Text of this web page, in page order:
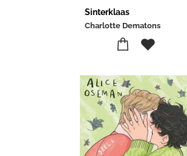
Sinterklaas
Charlotte Dematons